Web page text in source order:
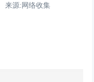
源:网络收集